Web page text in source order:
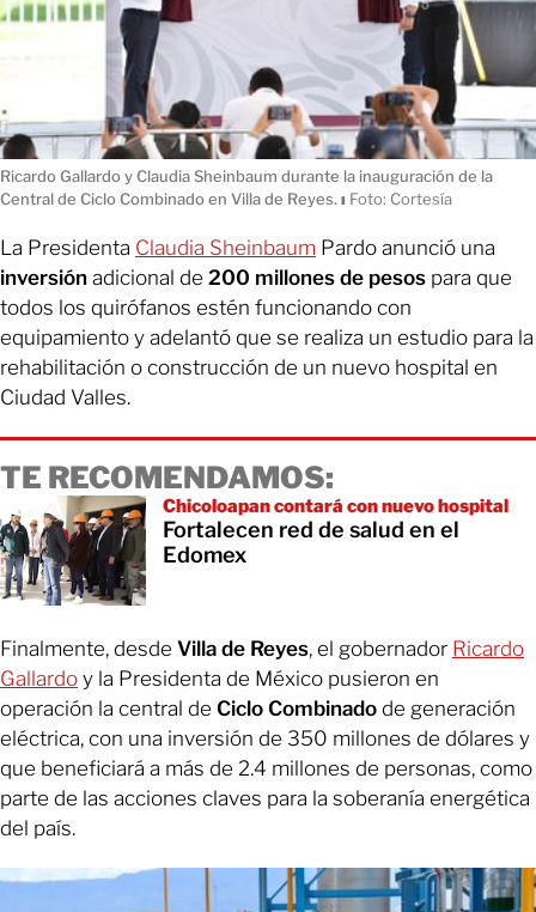
Ricardo Gallardo y Claudia Sheinbaum durante la inauguración de la
Central de Ciclo Combinado en Villa de Reyes. ı Foto: Cortesía
La Presidenta Claudia Sheinbaum Pardo anunció una
inversión adicional de 200 millones de pesos para que
todos los quirófanos estén funcionando con
equipamiento y adelantó que se realiza un estudio para la
rehabilitación o construcción de un nuevo hospital en
Ciudad Valles.
TE RECOMENDAMOS:
Chicoloapan contará con nuevo hospital
Fortalecen red de salud en el
Edomex
Finalmente, desde Villa de Reyes, el gobernador Ricardo
Gallardo y la Presidenta de México pusieron en
operación la central de Ciclo Combinado de generación
eléctrica, con una inversión de 350 millones de dólares y
que beneficiará a más de 2.4 millones de personas, como
parte de las acciones claves para la soberanía energética
del país.